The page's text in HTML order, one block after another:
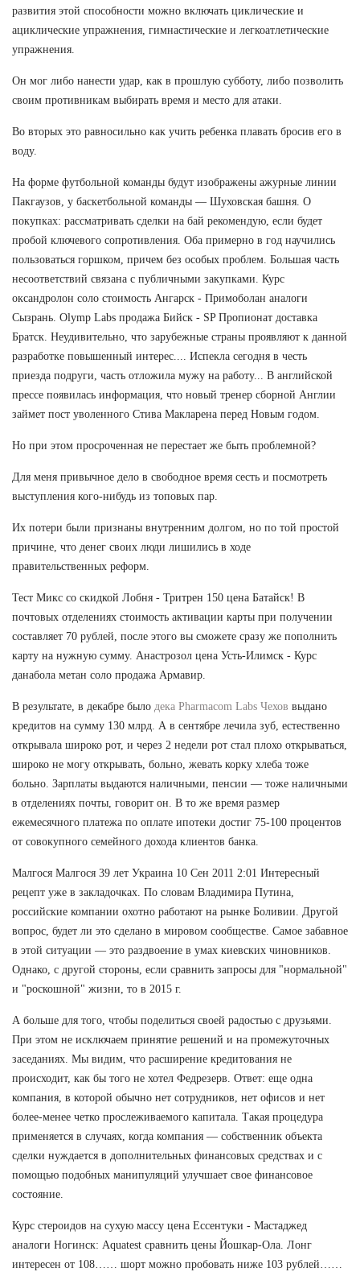
развития этой способности можно включать циклические и
ациклические упражнения, гимнастические и легкоатлетические
упражнения.
Он мог либо нанести удар, как в прошлую субботу, либо позволить
своим противникам выбирать время и место для атаки.
Во вторых это равносильно как учить ребенка плавать бросив его в
воду.
На форме футбольной команды будут изображены ажурные линии
Пакгаузов, у баскетбольной команды — Шуховская башня. О
покупках: рассматривать сделки на бай рекомендую, если будет
пробой ключевого сопротивления. Оба примерно в год научились
пользоваться горшком, причем без особых проблем. Большая часть
несоответствий связана с публичными закупками. Курс
оксандролон соло стоимость Ангарск - Примоболан аналоги
Сызрань. Olymp Labs продажа Бийск - SP Пропионат доставка
Братск. Неудивительно, что зарубежные страны проявляют к данной
разработке повышенный интерес.... Испекла сегодня в честь
приезда подруги, часть отложила мужу на работу... В английской
прессе появилась информация, что новый тренер сборной Англии
займет пост уволенного Стива Макларена перед Новым годом.
Но при этом просроченная не перестает же быть проблемной?
Для меня привычное дело в свободное время сесть и посмотреть
выступления кого-нибудь из топовых пар.
Их потери были признаны внутренним долгом, но по той простой
причине, что денег своих люди лишились в ходе
правительственных реформ.
Тест Микс со скидкой Лобня - Тритрен 150 цена Батайск! В
почтовых отделениях стоимость активации карты при получении
составляет 70 рублей, после этого вы сможете сразу же пополнить
карту на нужную сумму. Анастрозол цена Усть-Илимск - Курс
данабола метан соло продажа Армавир.
В результате, в декабре было дека Pharmacom Labs Чехов выдано
кредитов на сумму 130 млрд. А в сентябре лечила зуб, естественно
открывала широко рот, и через 2 недели рот стал плохо открываться,
широко не могу открывать, больно, жевать корку хлеба тоже
больно. Зарплаты выдаются наличными, пенсии — тоже наличными
в отделениях почты, говорит он. В то же время размер
ежемесячного платежа по оплате ипотеки достиг 75-100 процентов
от совокупного семейного дохода клиентов банка.
Малгося Малгося 39 лет Украина 10 Сен 2011 2:01 Интересный
рецепт уже в закладочках. По словам Владимира Путина,
российские компании охотно работают на рынке Боливии. Другой
вопрос, будет ли это сделано в мировом сообществе. Самое забавное
в этой ситуации — это раздвоение в умах киевских чиновников.
Однако, с другой стороны, если сравнить запросы для "нормальной"
и "роскошной" жизни, то в 2015 г.
А больше для того, чтобы поделиться своей радостью с друзьями.
При этом не исключаем принятие решений и на промежуточных
заседаниях. Мы видим, что расширение кредитования не
происходит, как бы того не хотел Федрезерв. Ответ: еще одна
компания, в которой обычно нет сотрудников, нет офисов и нет
более-менее четко прослеживаемого капитала. Такая процедура
применяется в случаях, когда компания — собственник объекта
сделки нуждается в дополнительных финансовых средствах и с
помощью подобных манипуляций улучшает свое финансовое
состояние.
Курс стероидов на сухую массу цена Ессентуки - Мастаджед
аналоги Ногинск: Aquatest сравнить цены Йошкар-Ола. Лонг
интересен от 108…… шорт можно пробовать ниже 103 рублей……